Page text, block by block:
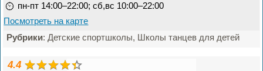
пн-пт 14:00–22:00; сб,вс 10:00–22:00
Посмотреть на карте
Рубрики: Детские спортшколы, Школы танцев для детей
4.4